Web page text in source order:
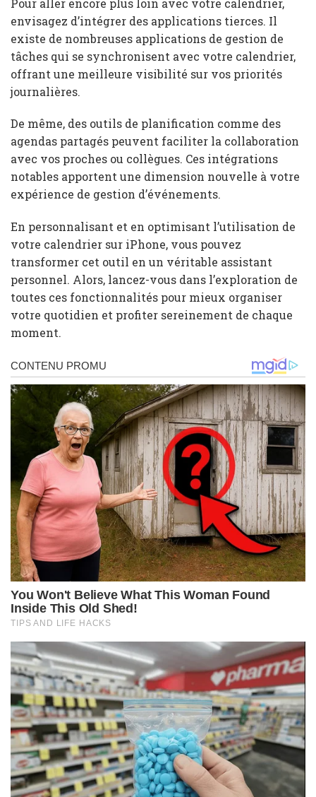
envisagez d’intégrer des applications tierces. Il
existe de nombreuses applications de gestion de
tâches qui se synchronisent avec votre calendrier,
offrant une meilleure visibilité sur vos priorités
journalières.
De même, des outils de planification comme des
agendas partagés peuvent faciliter la collaboration
avec vos proches ou collègues. Ces intégrations
notables apportent une dimension nouvelle à votre
expérience de gestion d’événements.
En personnalisant et en optimisant l’utilisation de
votre calendrier sur iPhone, vous pouvez
transformer cet outil en un véritable assistant
personnel. Alors, lancez-vous dans l’exploration de
toutes ces fonctionnalités pour mieux organiser
votre quotidien et profiter sereinement de chaque
moment.